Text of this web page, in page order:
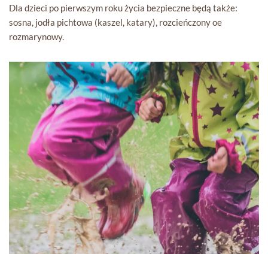
Dla dzieci po pierwszym roku życia bezpieczne będą także:
sosna, jodła pichtowa (kaszel, katary), rozcieńczony oe
rozmarynowy.